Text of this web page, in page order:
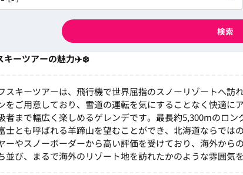
検索
キーツアーの魅力✈️❄️
スキーツアーは、飛行機で世界屈指のスノーリゾートへ
をご用意しており、雪道の運転を気にすることなく快適
者まで幅広く楽しめるゲレンデです。最長約5,300mのロ
士とも呼ばれる羊蹄山を望むことができ、北海道ならで
ーやスノーボーダーから高い評価を受けており、海外か
並び、まるで海外のリゾート地を訪れたかのような雰囲気